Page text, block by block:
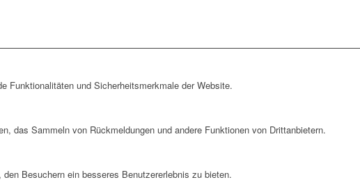
Funktionalitäten und Sicherheitsmerkmale der Website.
das Sammeln von Rückmeldungen und andere Funktionen von Drittanbietern.
Besuchern ein besseres Benutzererlebnis zu bieten.